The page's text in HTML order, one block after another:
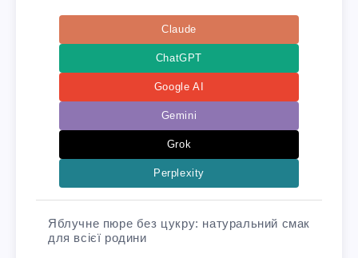
Claude
ChatGPT
Google AI
Gemini
Grok
Perplexity
Яблучне пюре без цукру: натуральний смак
для всієї родини